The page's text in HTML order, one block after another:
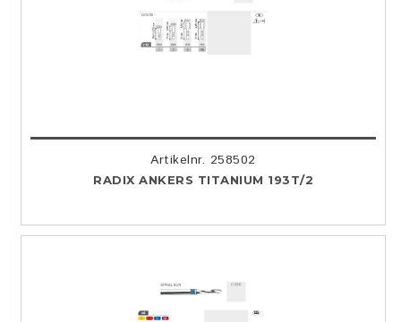
Artikelnr. 258502
RADIX ANKERS TITANIUM 193T/2